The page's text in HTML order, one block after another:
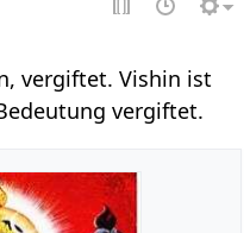
vergiftet. Vishin ist
vergiftet.